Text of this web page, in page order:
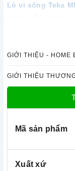
Lò vi sóng Teka
đó tiết kiệm
nướnghàng ngày.
GIỚI THIỆU - HOME
GIỚI THIỆU
Mã sản phẩm
Xuất xứ